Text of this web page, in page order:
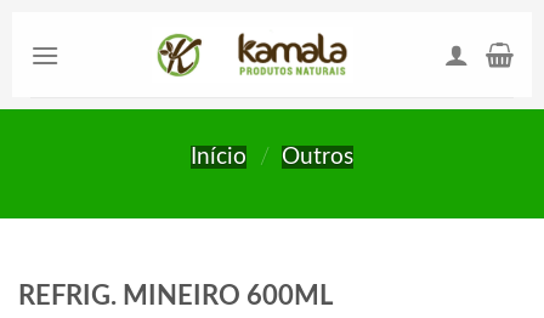
Início / Outros
REFRIG. MINEIRO 600ML